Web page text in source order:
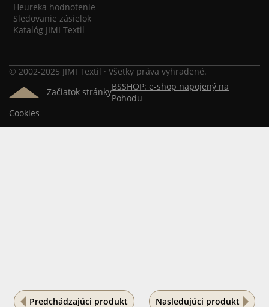
Predchádzajúci produkt Nasledujúci produkt
Heureka hodnotenie
Sledovanie zásielok
Katalóg JIMI Textil
© 2002-2025 JIMI Textil · Všetky práva vyhradené.
Začiatok stránkyBSSHOP: e-shop napojený na
Pohodu
Cookies